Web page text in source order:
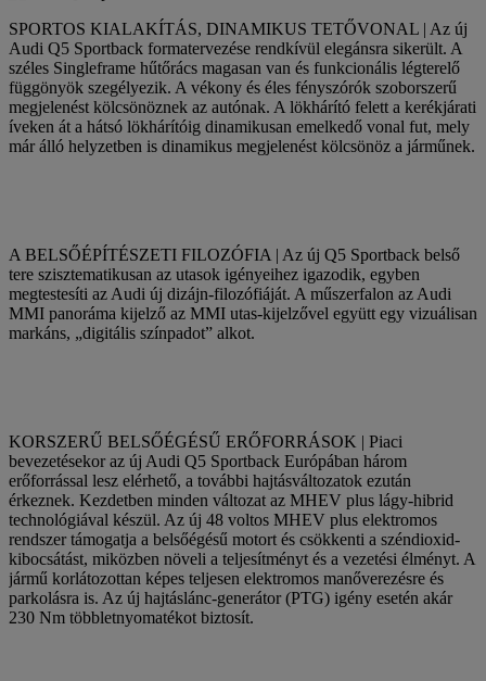
SPORTOS KIALAKÍTÁS, DINAMIKUS TETŐVONAL | Az új
Audi Q5 Sportback formatervezése rendkívül elegánsra sikerült. A
széles Singleframe hűtőrács magasan van és funkcionális légterelő
függönyök szegélyezik. A vékony és éles fényszórók szoborszerű
megjelenést kölcsönöznek az autónak. A lökhárító felett a kerékjárati
íveken át a hátsó lökhárítóig dinamikusan emelkedő vonal fut, mely
már álló helyzetben is dinamikus megjelenést kölcsönöz a járműnek.
A BELSŐÉPÍTÉSZETI FILOZÓFIA | Az új Q5 Sportback belső
tere szisztematikusan az utasok igényeihez igazodik, egyben
megtestesíti az Audi új dizájn-filozófiáját. A műszerfalon az Audi
MMI panoráma kijelző az MMI utas-kijelzővel együtt egy vizuálisan
markáns, „digitális színpadot” alkot.
KORSZERŰ BELSŐÉGÉSŰ ERŐFORRÁSOK | Piaci
bevezetésekor az új Audi Q5 Sportback Európában három
erőforrással lesz elérhető, a további hajtásváltozatok ezután
érkeznek. Kezdetben minden változat az MHEV plus lágy-hibrid
technológiával készül. Az új 48 voltos MHEV plus elektromos
rendszer támogatja a belsőégésű motort és csökkenti a széndioxid-
kibocsátást, miközben növeli a teljesítményt és a vezetési élményt. A
jármű korlátozottan képes teljesen elektromos manőverezésre és
parkolásra is. Az új hajtáslánc-generátor (PTG) igény esetén akár
230 Nm többletnyomatékot biztosít.